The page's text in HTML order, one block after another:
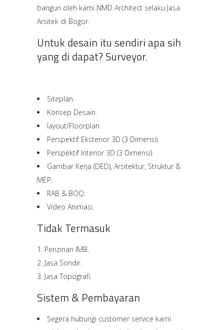
bangun oleh kami NMD Architect selaku Jasa
Arsitek di Bogor.
Untuk desain itu sendiri apa sih
yang di dapat? Surveyor.
Siteplan.
Konsep Desain.
layout/Floorplan.
Perspektif Eksterior 3D (3 Dimensi).
Perspektif Interior 3D (3 Dimensi).
Gambar Kerja (DED), Arsitektur, Struktur &
MEP.
RAB & BOQ.
Video Animasi.
Tidak Termasuk
Perizinan IMB.
Jasa Sondir.
Jasa Topografi.
Sistem & Pembayaran
Segera hubungi customer service kami